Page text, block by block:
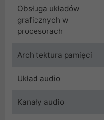
Obsługa układów
graficznych w
procesorach
Architektura pamięci
Układ audio
Kanały audio